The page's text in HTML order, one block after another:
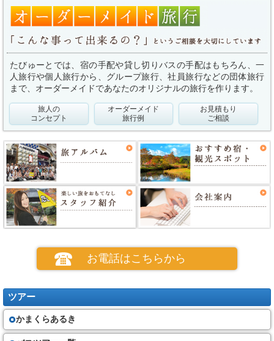
たびゅーとでは、宿の手配や貸し切りバスの手配はもちろん、一
人旅行や個人旅行から、グループ旅行、社員旅行などの団体旅行
まで、オーダーメイドであなたのオリジナルの旅行を作ります。
旅人の
コンセプト
オーダーメイド
旅行例
お見積もり
ご相談
お電話はこちらから
ツアー
かまくらあるき